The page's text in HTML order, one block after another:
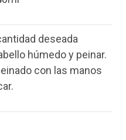
deseada
húmedo y peinar.
con las manos